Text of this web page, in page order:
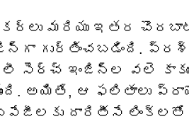
మరియు ఇతర
గుర్తించబడింది.
ఇంజిన్‌ల వలె కాకుండా,
అయితే, ఆ ఫలితాలు
దారితీసే లింక్‌లతో